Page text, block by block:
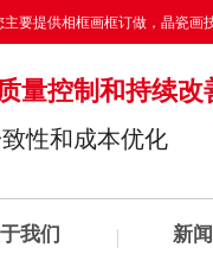
主要提供相框画框订做 ，晶瓷画
量控制和持续改
性和成本优化
我们 新